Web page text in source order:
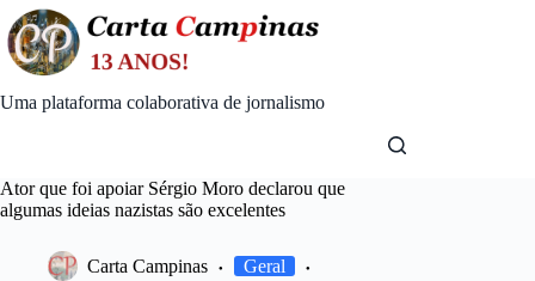
Skip
to
content
Uma plataforma colaborativa de jornalismo
Ator que foi apoiar Sérgio Moro declarou que
algumas ideias nazistas são excelentes
Carta Campinas
Geral